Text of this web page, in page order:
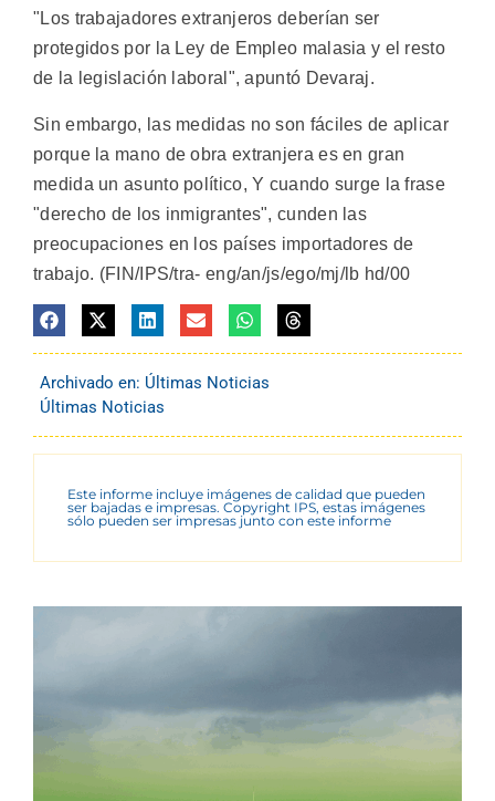
"Los trabajadores extranjeros deberían ser
protegidos por la Ley de Empleo malasia y el resto
de la legislación laboral", apuntó Devaraj.
Sin embargo, las medidas no son fáciles de aplicar
porque la mano de obra extranjera es en gran
medida un asunto político, Y cuando surge la frase
"derecho de los inmigrantes", cunden las
preocupaciones en los países importadores de
trabajo. (FIN/IPS/tra- eng/an/js/ego/mj/lb hd/00
Archivado en: Últimas Noticias
Últimas Noticias
Este informe incluye imágenes de calidad que pueden
ser bajadas e impresas. Copyright IPS, estas imágenes
sólo pueden ser impresas junto con este informe